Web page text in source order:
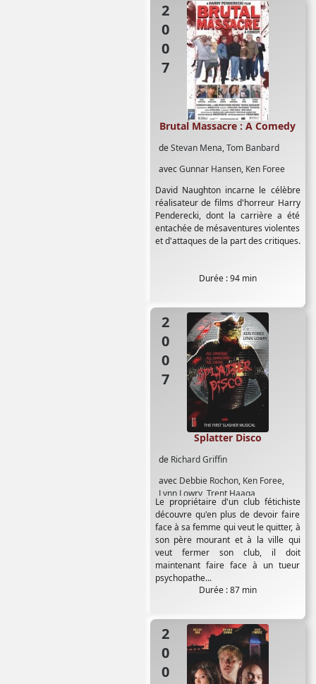
2007
deStevan Mena,Tom Banbard
avecGunnar Hansen, Ken Foree
Brutal Massacre : A Comedy
David Naughton incarne le célèbre
réalisateur de films d'horreur Harry
Penderecki, dont la carrière a été
entachée de mésaventures violentes
et d'attaques de la part des critiques.
Durée : 94 min
2007
de Richard Griffin
avec Debbie Rochon, Ken Foree,
Lynn Lowry, Trent Haaga
Splatter Disco
Le propriétaire d'un club fétichiste
découvre qu'en plus de devoir faire
face à sa femme qui veut le quitter, à
son père mourant et à la ville qui
veut fermer son club, il doit
maintenant faire face à un tueur
psychopathe...
Durée : 87 min
2006